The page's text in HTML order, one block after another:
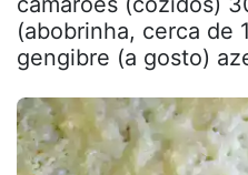
(abobrinha, cerca de
gengibre (a gosto)